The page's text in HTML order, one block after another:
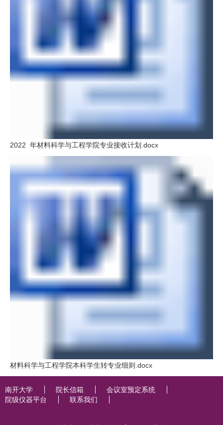
2022 年材料科学与工程学院专业接收计划.docx
材料科学与工程学院本科学生转专业细则.docx
南开大学 院长信箱
会议室预定系统
院级仪器平台
联系我们